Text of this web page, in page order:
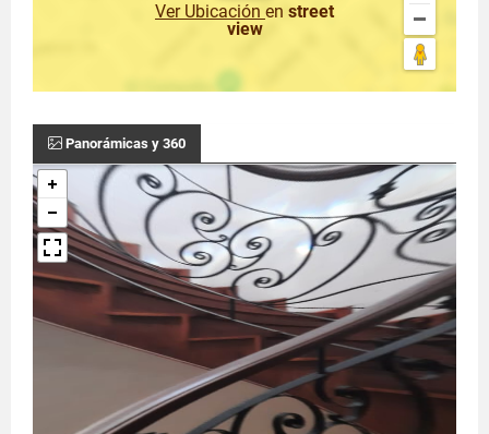
Ver Ubicación en street
view
Panorámicas y 360